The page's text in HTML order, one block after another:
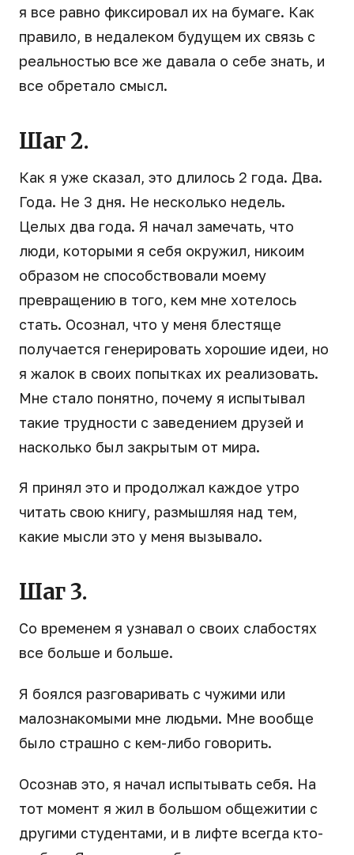
я все равно фиксировал их на бумаге. Как
правило, в недалеком будущем их связь с
реальностью все же давала о себе знать, и
все обретало смысл.
Шаг 2.
Как я уже сказал, это длилось 2 года. Два.
Года. Не 3 дня. Не несколько недель.
Целых два года. Я начал замечать, что
люди, которыми я себя окружил, никоим
образом не способствовали моему
превращению в того, кем мне хотелось
стать. Осознал, что у меня блестяще
получается генерировать хорошие идеи, но
я жалок в своих попытках их реализовать.
Мне стало понятно, почему я испытывал
такие трудности с заведением друзей и
насколько был закрытым от мира.
Я принял это и продолжал каждое утро
читать свою книгу, размышляя над тем,
какие мысли это у меня вызывало.
Шаг 3.
Со временем я узнавал о своих слабостях
все больше и больше.
Я боялся разговаривать с чужими или
малознакомыми мне людьми. Мне вообще
было страшно с кем-либо говорить.
Осознав это, я начал испытывать себя. На
тот момент я жил в большом общежитии с
другими студентами, и в лифте всегда кто-